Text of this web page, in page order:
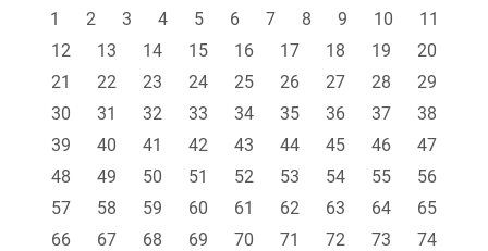
1
2 3 4 5 6 7 8 9 10
11
12
13 14 15 16 17 18 19
20
21
22 23 24 25 26 27 28
29
30
31 32 33 34 35 36 37
38
39
40 41 42 43 44 45 46
47
48
49 50 51 52 53 54 55
56
57
58 59 60 61 62 63 64
65
66
67 68 69 70 71 72 73
74